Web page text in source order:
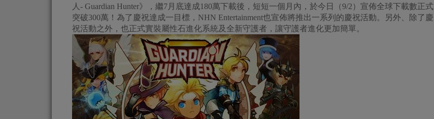
人- Guardian Hunter》，繼7月底達成180萬下載後，短短一個月內，於今日（9/2）宣佈全球下載數正式
突破300萬！為了慶祝達成一目標，NHN Entertainment也宣佈將推出一系列的慶祝活動。另外、除了慶
祝活動之外，也正式實裝屬性石進化系統及全新守護者，讓守護者進化更加簡單。